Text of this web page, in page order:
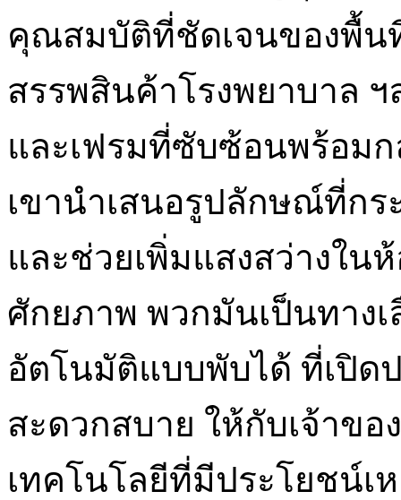
คุณสมบัติที่ชัดเจนของพื้น
สรรพสินค้าโรงพยาบาล
และเฟรมที่ซับซ้อนพร้อมก
เขานำเสนอรูปลักษณ์ที่กร
และช่วยเพิ่มแสงสว่างใน
ศักยภาพ พวกมันเป็นทาง
อัตโนมัติแบบพับได้ ที่เปิด
สะดวกสบาย ให้กับเจ้าข
เทคโนโลยีที่มีประโยชน์เ